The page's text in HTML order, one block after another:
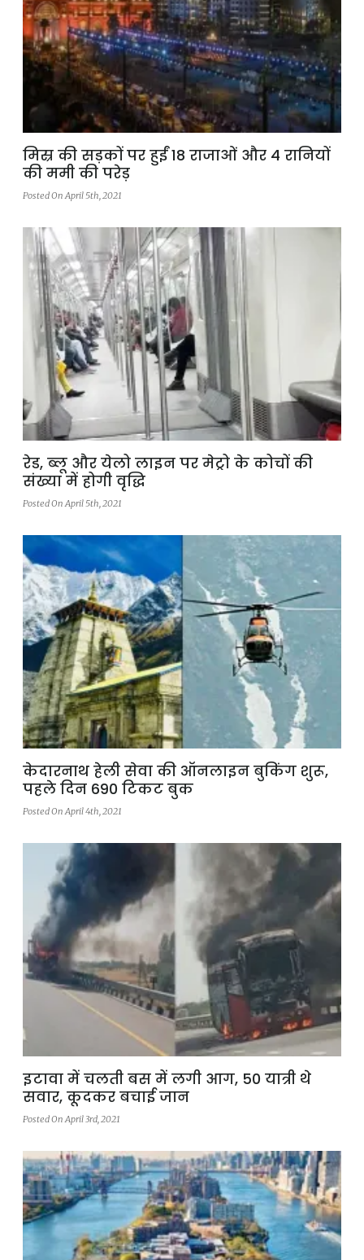
मिस्र की सड़कों पर हुईं 18 राजाओं और 4 रानियों
की ममी की परेड़
Posted On April 5th, 2021
रेड, ब्लू और येलो लाइन पर मेट्रो के कोचों की
संख्या में होगी वृद्धि
Posted On April 5th, 2021
केदारनाथ हेली सेवा की ऑनलाइन बुकिंग शुरू,
पहले दिन 690 टिकट बुक
Posted On April 4th, 2021
इटावा में चलती बस में लगी आग, 50 यात्री थे
सवार, कूदकर बचाई जान
Posted On April 3rd, 2021